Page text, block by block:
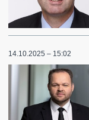
14.10.2025 – 15:02